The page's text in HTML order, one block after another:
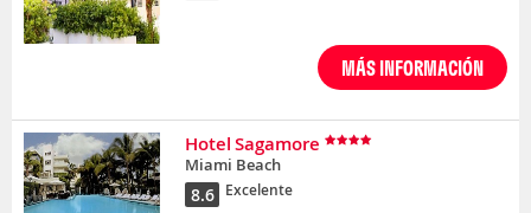
MÁS INFORMACIÓN
Hotel Sagamore
Miami Beach
8.6 Excelente